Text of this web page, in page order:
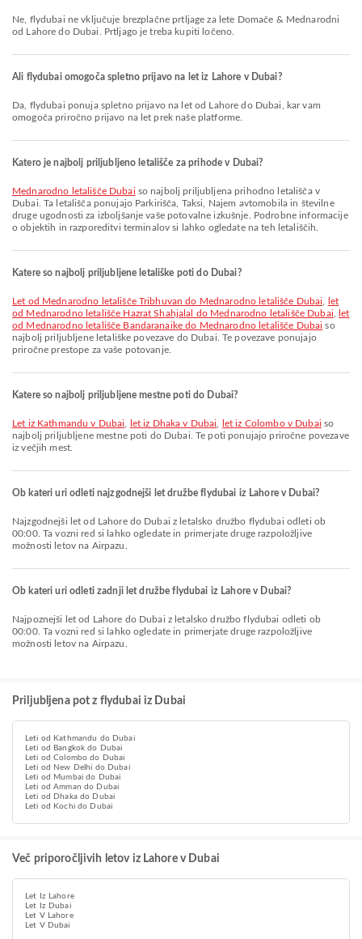
Ne, flydubai ne vključuje brezplačne prtljage za lete Domače & Mednarodni
od Lahore do Dubai. Prtljago je treba kupiti ločeno.
Ali flydubai omogoča spletno prijavo na let iz Lahore v Dubai?
Da, flydubai ponuja spletno prijavo na let od Lahore do Dubai, kar vam
omogoča priročno prijavo na let prek naše platforme.
Katero je najbolj priljubljeno letališče za prihode v Dubai?
Mednarodno letališče Dubai so najbolj priljubljena prihodno letališča v
Dubai. Ta letališča ponujajo Parkirišča, Taksi, Najem avtomobila in številne
druge ugodnosti za izboljšanje vaše potovalne izkušnje. Podrobne informacije
o objektih in razporeditvi terminalov si lahko ogledate na teh letališčih.
Katere so najbolj priljubljene letališke poti do Dubai?
let od Mednarodno letališče Tribhuvan do Mednarodno letališče Dubai
let
od Mednarodno letališče Hazrat Shahjalal do Mednarodno letališče Dubai
let
od Mednarodno letališče Bandaranaike do Mednarodno letališče Dubai so
najbolj priljubljene letališke povezave do Dubai. Te povezave ponujajo
priročne prestope za vaše potovanje.
Katere so najbolj priljubljene mestne poti do Dubai?
let iz Kathmandu v Dubai let iz Dhaka v Dubai let iz Colombo v Dubai so
najbolj priljubljene mestne poti do Dubai. Te poti ponujajo priročne povezave
iz večjih mest.
Ob kateri uri odleti najzgodnejši let družbe flydubai iz Lahore v Dubai?
Najzgodnejši let od Lahore do Dubai z letalsko družbo flydubai odleti ob
00:00. Ta vozni red si lahko ogledate in primerjate druge razpoložljive
možnosti letov na Airpazu.
Ob kateri uri odleti zadnji let družbe flydubai iz Lahore v Dubai?
Najpoznejši let od Lahore do Dubai z letalsko družbo flydubai odleti ob
00:00. Ta vozni red si lahko ogledate in primerjate druge razpoložljive
možnosti letov na Airpazu.
Priljubljena pot z flydubai iz Dubai
Leti od Kathmandu do Dubai
Leti od Bangkok do Dubai
Leti od Colombo do Dubai
Leti od New Delhi do Dubai
Leti od Mumbai do Dubai
Leti od Amman do Dubai
Leti od Dhaka do Dubai
Leti od Kochi do Dubai
Več priporočljivih letov iz Lahore v Dubai
Let Iz Lahore
Let Iz Dubai
Let V Lahore
Let V Dubai